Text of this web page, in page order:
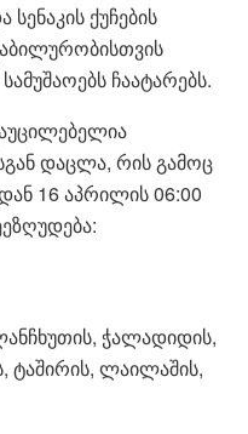
ქუჩების
ჩაატარებს.
დაცლა, რის გამოც
16 აპრილის 06:00
ჭალადიდის,
ტაშირის, ლაილაშის,